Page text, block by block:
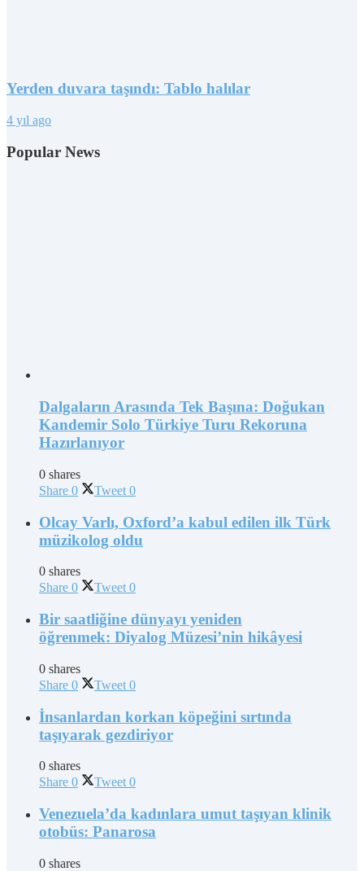
Yerden duvara taşındı: Tablo halılar
4 yıl ago
Popular News
Dalgaların Arasında Tek Başına: Doğukan
Kandemir Solo Türkiye Turu Rekoruna
Hazırlanıyor
0 shares
Share 0 Tweet 0
Olcay Varlı, Oxford’a kabul edilen ilk Türk
müzikolog oldu
0 shares
Share 0 Tweet 0
Bir saatliğine dünyayı yeniden
öğrenmek: Diyalog Müzesi’nin hikâyesi
0 shares
Share 0 Tweet 0
İnsanlardan korkan köpeğini sırtında
taşıyarak gezdiriyor
0 shares
Share 0 Tweet 0
Venezuela’da kadınlara umut taşıyan klinik
otobüs: Panarosa
0 shares